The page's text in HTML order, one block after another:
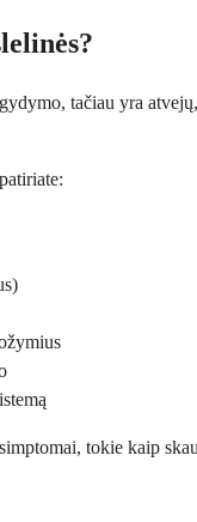
tačiau yra
tokie kaip